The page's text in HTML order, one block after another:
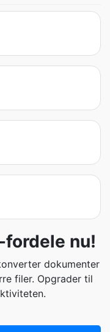
fordele nu!
dokumenter
filer. Opgrader til